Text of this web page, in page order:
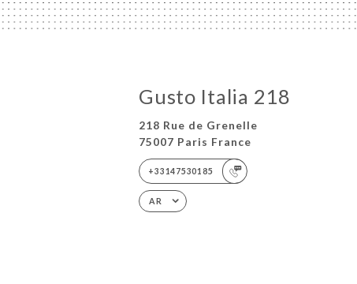
Gusto Italia 218
218 Rue de Grenelle
75007 Paris France
+33147530185
AR